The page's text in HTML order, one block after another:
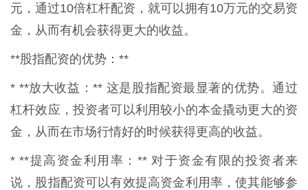
元，通过10倍杠杆配资，就可以拥有10万元的交易资
金，从而有机会获得更大的收益。
**股指配资的优势：**
* **放大收益：** 这是股指配资最显著的优势。通过
杠杆效应，投资者可以利用较小的本金撬动更大的资
金，从而在市场行情好的时候获得更高的收益。
* **提高资金利用率：** 对于资金有限的投资者来
说，股指配资可以有效提高资金利用率，使其能够参